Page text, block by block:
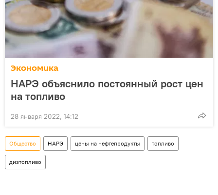
Экономика
НАРЭ объяснило постоянный рост цен
на топливо
28 января 2022, 14:12
Общество НАРЭ цены на нефтепродукты топливо
дизтопливо